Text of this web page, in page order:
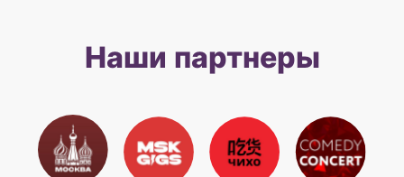
Наши партнеры